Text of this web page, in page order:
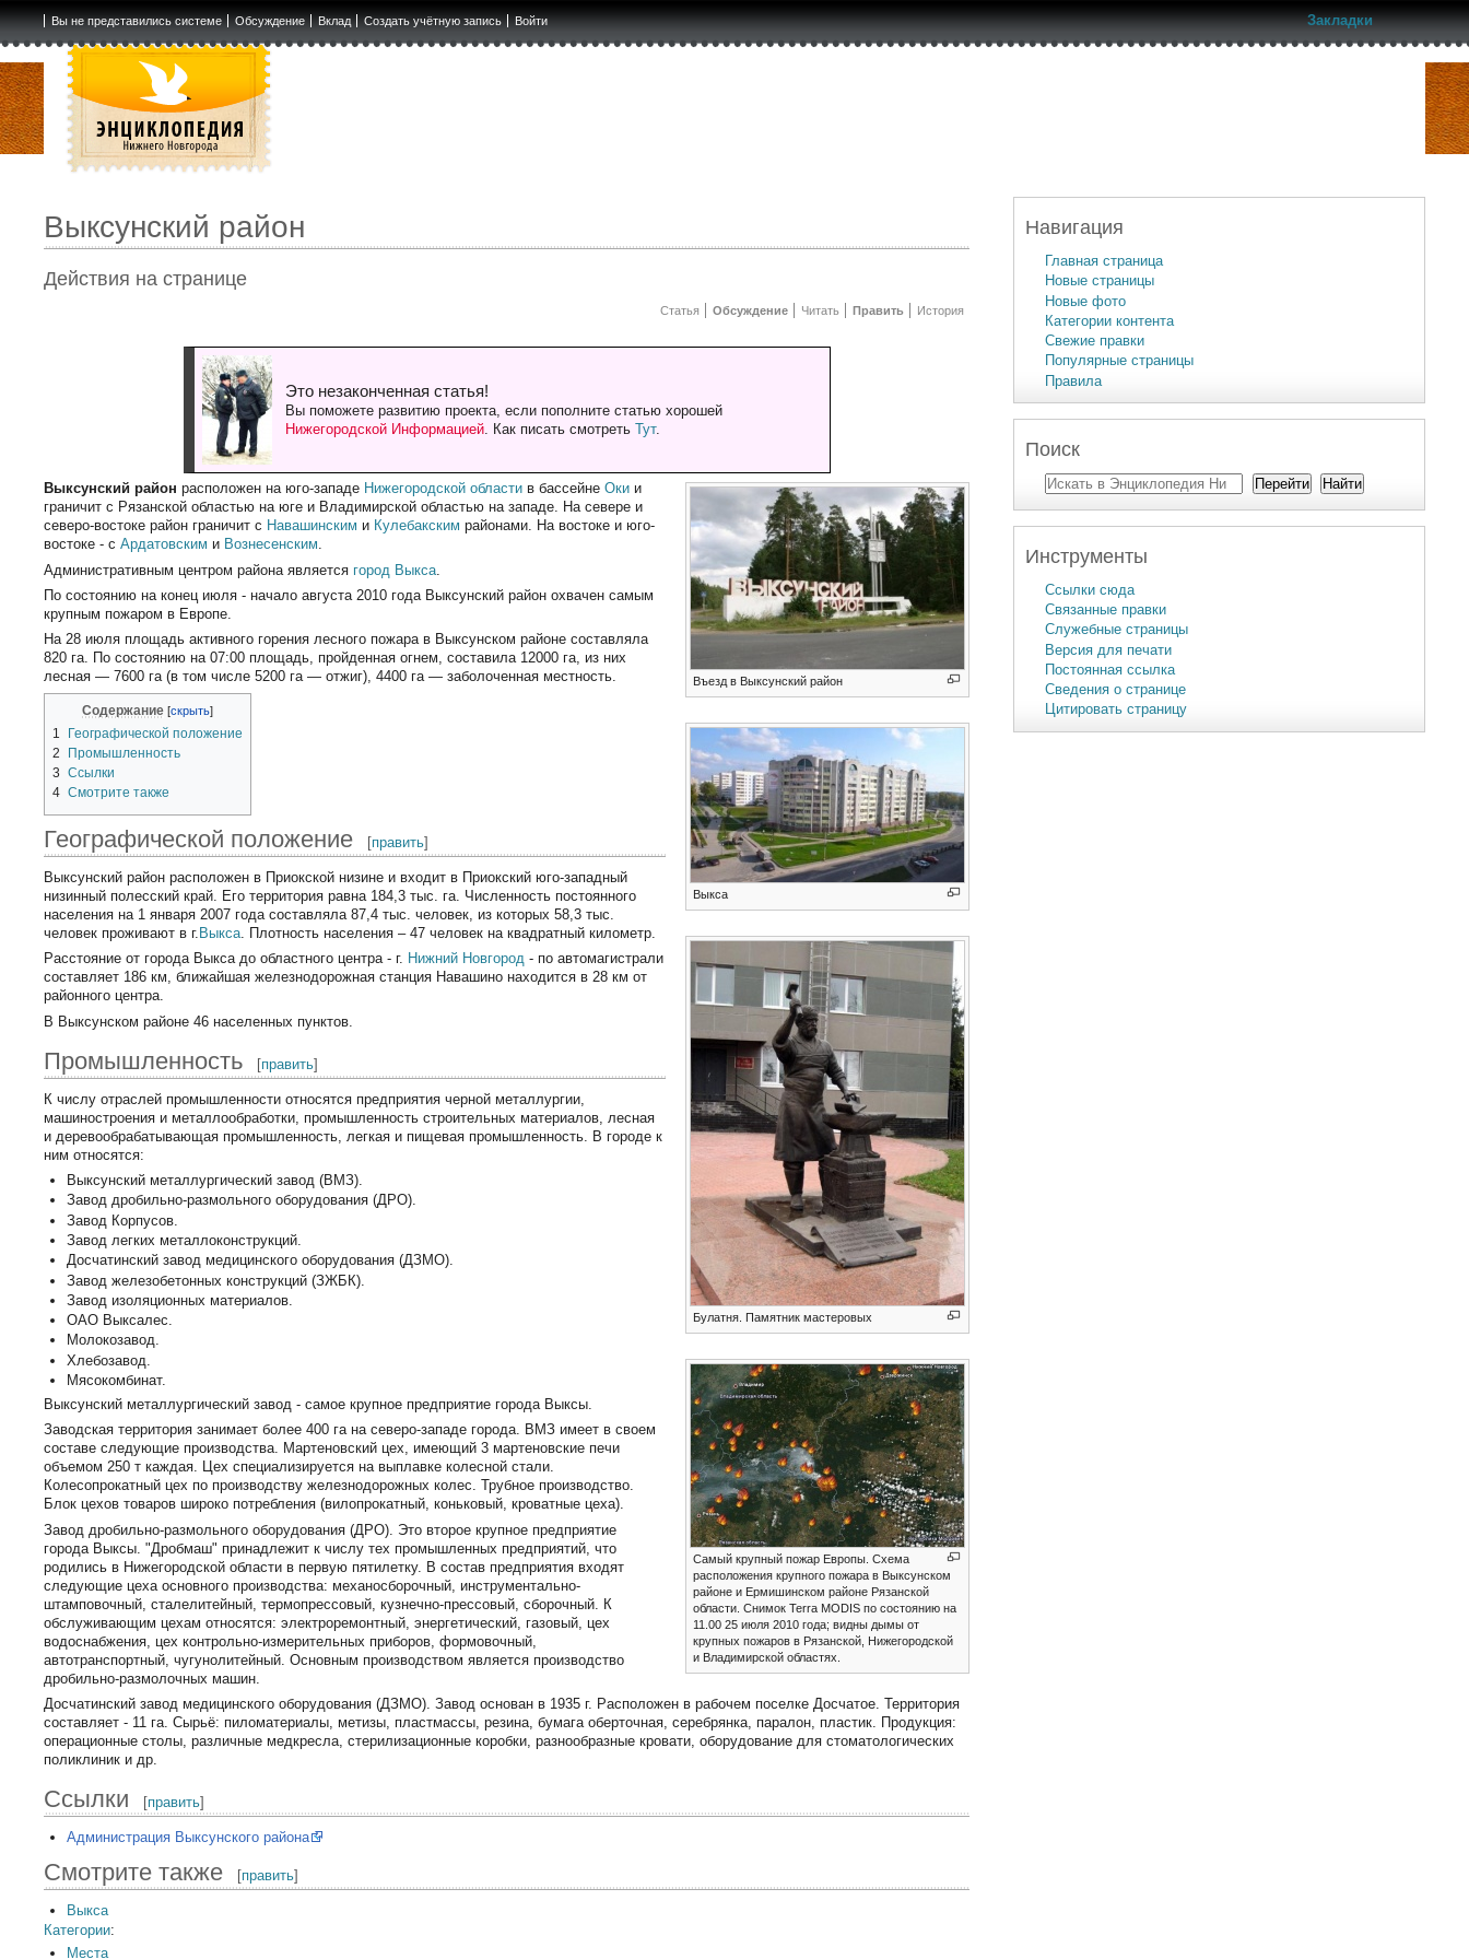
Вы не представились системе Обсуждение Вклад Создать учётную запись Войти Закладки
Выксунский район
Действия на странице
Статья Обсуждение Читать Править История
Это незаконченная статья!
Вы поможете развитию проекта, если пополните статью хорошей
Нижегородской Информацией. Как писать смотреть Тут.
Въезд в Выксунский район
Выкса
Булатня. Памятник мастеровых
Самый крупный пожар Европы. Схема
расположения крупного пожара в Выксунском
районе и Ермишинском районе Рязанской
области. Снимок Terra MODIS по состоянию на
11.00 25 июля 2010 года; видны дымы от
крупных пожаров в Рязанской, Нижегородской
и Владимирской областях.
Выксунский район расположен на юго-западе Нижегородской области в бассейнеОки и
граничит с Рязанской областью на юге и Владимирской областью на западе. На севере и
северо-востоке район граничит с Навашинским и Кулебакским районами. На востоке и юго-
востоке - сАрдатовским и Вознесенским.
Административным центром района является город Выкса
По состоянию на конец июля - начало августа 2010 года Выксунский район охвачен самым
крупным пожаром в Европе.
На 28 июля площадь активного горения лесного пожара в Выксунском районе составляла
820 га. По состоянию на 07:00 площадь, пройденная огнем, составила 12000 га, из них
лесная — 7600 га (в том числе 5200 га — отжиг), 4400 га — заболоченная местность.
Содержание
1
Географической положение
2
Промышленность
3 Ссылки
4 Смотрите также
Географической положение [править]
Выксунский район расположен в Приокской низине и входит в Приокский юго-западный
низинный полесский край. Его территория равна 184,3 тыс. га. Численность постоянного
населения на 1 января 2007 года составляла 87,4 тыс. человек, из которых 58,3 тыс.
человек проживают в г. Выкса . Плотность населения – 47 человек на квадратный километр.
Расстояние от города Выкса до областного центра - г. Нижний Новгород - по автомагистрали
составляет 186 км, ближайшая железнодорожная станция Навашино находится в 28 км от
районного центра.
В Выксунском районе 46 населенных пунктов.
Промышленность [править]
К числу отраслей промышленности относятся предприятия черной металлургии,
машиностроения и металлообработки, промышленность строительных материалов, лесная
и деревообрабатывающая промышленность, легкая и пищевая промышленность. В городе к
ним относятся:
Выксунский металлургический завод (ВМЗ).
Завод дробильно-размольного оборудования (ДРО).
Завод Корпусов.
Завод легких металлоконструкций.
Досчатинский завод медицинского оборудования (ДЗМО).
Завод железобетонных конструкций (ЗЖБК).
Завод изоляционных материалов.
ОАО Выксалес.
Молокозавод.
Хлебозавод.
Мясокомбинат.
Выксунский металлургический завод - самое крупное предприятие города Выксы.
Заводская территория занимает более 400 га на северо-западе города. ВМЗ имеет в своем
составе следующие производства. Мартеновский цех, имеющий 3 мартеновские печи
объемом 250 т каждая. Цех специализируется на выплавке колесной стали.
Колесопрокатный цех по производству железнодорожных колес. Трубное производство.
Блок цехов товаров широко потребления (вилопрокатный, коньковый, кроватные цеха).
Завод дробильно-размольного оборудования (ДРО). Это второе крупное предприятие
города Выксы. "Дробмаш" принадлежит к числу тех промышленных предприятий, что
родились в Нижегородской области в первую пятилетку. В состав предприятия входят
следующие цеха основного производства: механосборочный, инструментально-
штамповочный, сталелитейный, термопрессовый, кузнечно-прессовый, сборочный. К
обслуживающим цехам относятся: электроремонтный, энергетический, газовый, цех
водоснабжения, цех контрольно-измерительных приборов, формовочный,
автотранспортный, чугунолитейный. Основным производством является производство
дробильно-размолочных машин.
Досчатинский завод медицинского оборудования (ДЗМО). Завод основан в 1935 г. Расположен в рабочем поселке Досчатое. Территория
составляет - 11 га. Сырьё: пиломатериалы, метизы, пластмассы, резина, бумага оберточная, серебрянка, паралон, пластик. Продукция:
операционные столы, различные медкресла, стерилизационные коробки, разнообразные кровати, оборудование для стоматологических
поликлиник и др.
Ссылки [править]
Администрация Выксунского района
Смотрите также [править]
Выкса
Категории:
Места
Навигация
Главная страница
Новые страницы
Новые фото
Категории контента
Свежие правки
Популярные страницы
Правила
Поиск
Инструменты
Ссылки сюда
Связанные правки
Служебные страницы
Версия для печати
Постоянная ссылка
Сведения о странице
Цитировать страницу